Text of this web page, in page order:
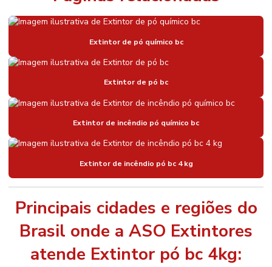
Extintor de pó químico bc
Extintor de pó bc
Extintor de incêndio pó químico bc
Extintor de incêndio pó bc 4 kg
Principais cidades e regiões do
Brasil onde a ASO Extintores
atende Extintor pó bc 4kg: